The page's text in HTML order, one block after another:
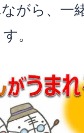
がら、一
。